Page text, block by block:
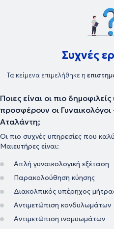
Συχνές
Τα κείμενα επιμελήθηκε η
Ποιες είναι οι πιο
προσφέρουν οι
Αταλάντη;
Οι πιο συχνές υπηρεσίες που
Μαιευτήρες είναι:
Απλή γυναικολογική εξέταση
Παρακολούθηση κύησης
Διακολπικός υπέρηχος
Αντιμετώπιση κονδυλωμάτων
Αντιμετώπιση ινομυωμάτων